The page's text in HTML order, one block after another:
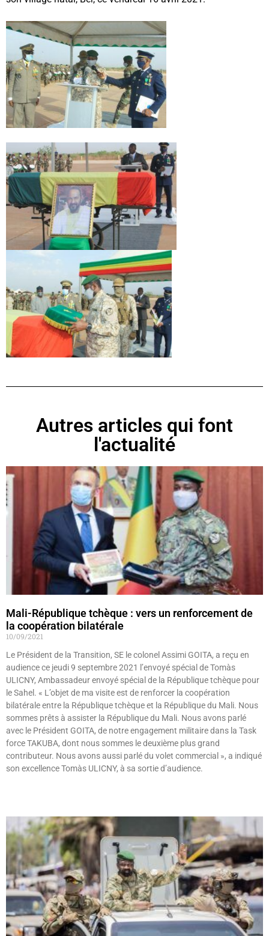
Autres articles qui font
l'actualité
Mali-République tchèque : vers un renforcement de
la coopération bilatérale
10/09/2021
Le Président de la Transition, SE le colonel Assimi GOITA, a reçu en
audience ce jeudi 9 septembre 2021 l’envoyé spécial de Tomàs
ULICNY, Ambassadeur envoyé spécial de la République tchèque pour
le Sahel. « L’objet de ma visite est de renforcer la coopération
bilatérale entre la République tchèque et la République du Mali. Nous
sommes prêts à assister la République du Mali. Nous avons parlé
avec le Président GOITA, de notre engagement militaire dans la Task
force TAKUBA, dont nous sommes le deuxième plus grand
contributeur. Nous avons aussi parlé du volet commercial », a indiqué
son excellence Tomàs ULICNY, à sa sortie d’audience.